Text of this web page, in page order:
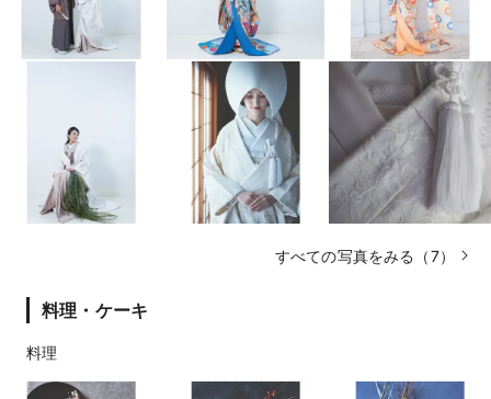
すべての写真をみる（7）
料理・ケーキ
料理